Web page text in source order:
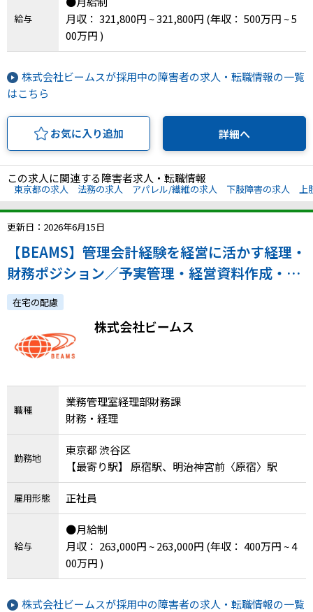
給与
月収： 321,800円 ~ 321,800円 (年収： 500万円 ~ 5
00万円 )
株式会社ビームスが採用中の障害者の求人・転職情報の一覧
はこちら
お気に入り追加 詳細へ
この求人に関連する障害者求人・転職情報
東京都の求人 法務の求人 アパレル/繊維の求人 下肢障害の求人
更新日：2026年6月15日
【BEAMS】管理会計経験を経営に活かす経理・
財務ポジション／予実管理・経営資料作成・グ
ループ管理まで担当／フルフレックス・在宅勤
務可
在宅の配慮
株式会社ビームス
職種
業務管理室経理部財務課
財務・経理
勤務地
東京都 渋谷区
【最寄り駅】 原宿駅、明治神宮前〈原宿〉駅
雇用形態 正社員
給与
●月給制
月収： 263,000円 ~ 263,000円 (年収： 400万円 ~ 4
00万円 )
株式会社ビームスが採用中の障害者の求人・転職情報の一覧